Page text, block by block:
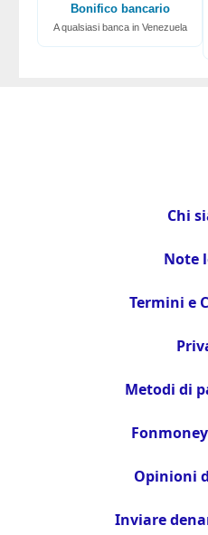
Bonifico bancario
A qualsiasi banca in Venezuela
Chi
Note
Termini e
Metodi di
Opinioni
Inviare